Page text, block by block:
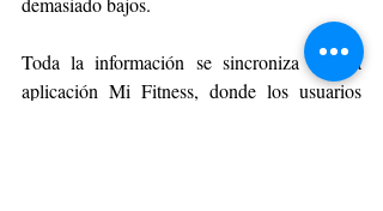
Toda la información se sincroniza con la
aplicación Mi Fitness, donde los usuarios